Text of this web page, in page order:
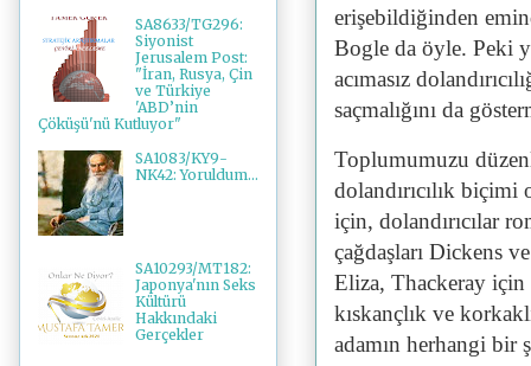
erişebildiğinden
Bogle da öyle. Peki
acımasız
saçmalığını da
Toplumumuzu
dolandırıcılık
için, dolandırıcılar
çağdaşları Dickens
Eliza, Thackeray
kıskançlık ve
adamın herhangi bir
SA8633/TG296:
Siyonist
Jerusalem Post:
"İran, Rusya, Çin
ve Türkiye
'ABD’nin
Çöküşü'nü Kutluyor"
SA1083/KY9-
NK42: Yoruldum...
SA10293/MT182:
Japonya'nın Seks
Kültürü
Hakkındaki
Gerçekler